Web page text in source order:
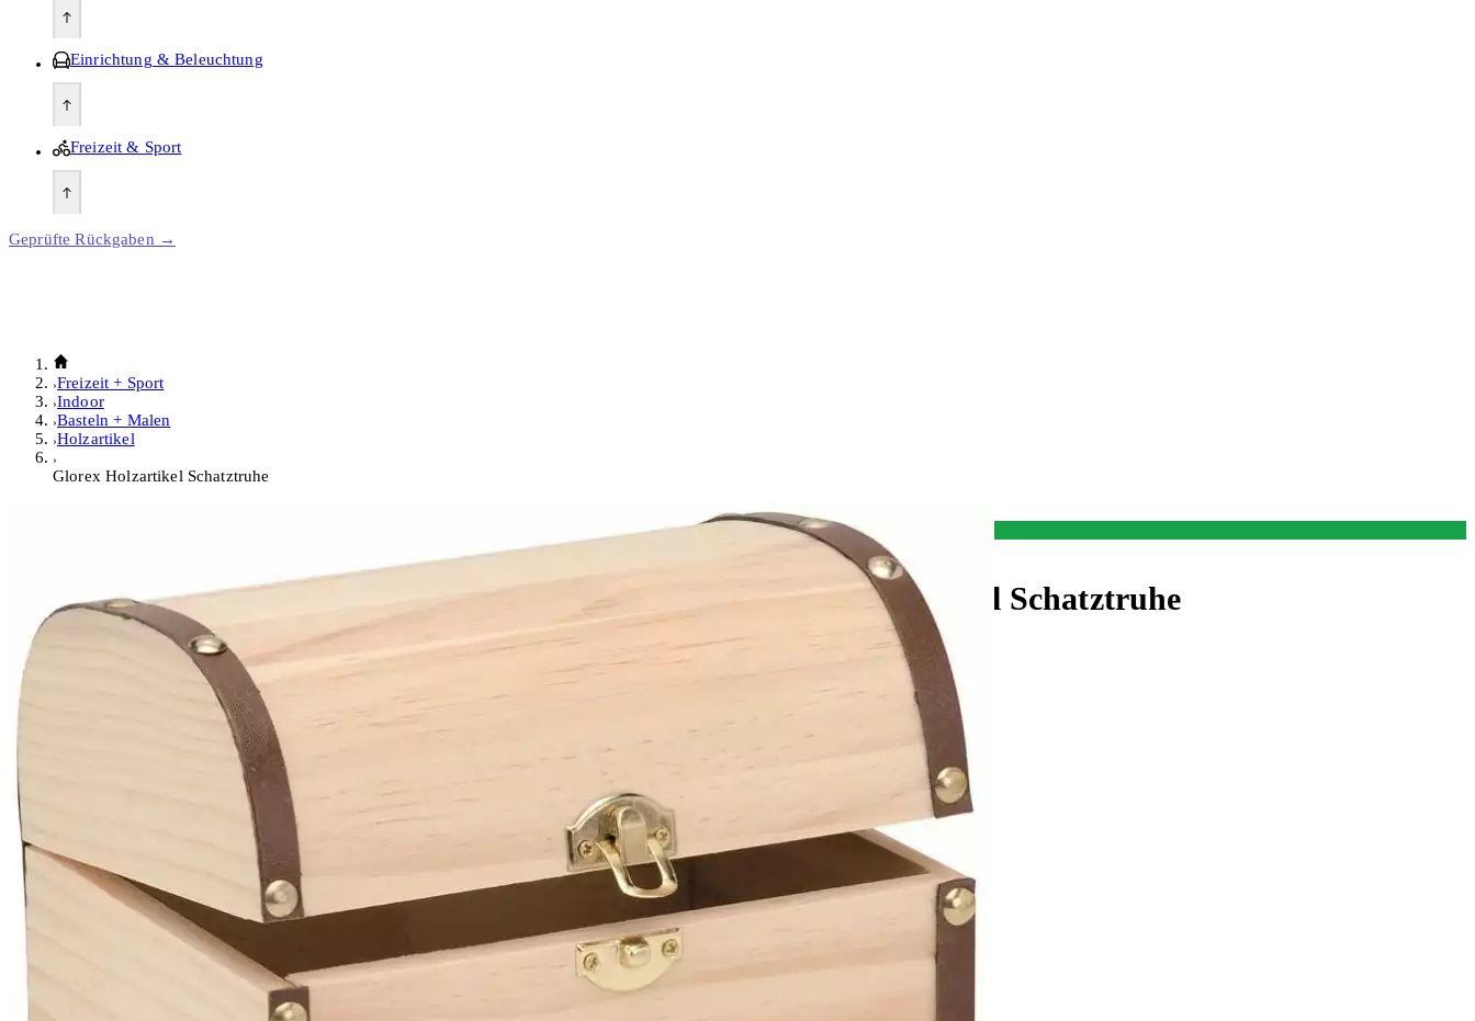
Einrichtung & Beleuchtung
Freizeit & Sport
Geprüfte Rückgaben →
Freizeit + Sport
Indoor
Basteln + Malen
Holzartikel
Glorex Holzartikel Schatztruhe
Auf Lager:
10+
Glorex Holzartikel Schatztruhe
Schatztruhe aus Holz
Produkt bewerten
12.5 cm
Hersteller-Artikel-Nr.:62003280
Unsere-Artikel-Nr.:3Y96BYXN2